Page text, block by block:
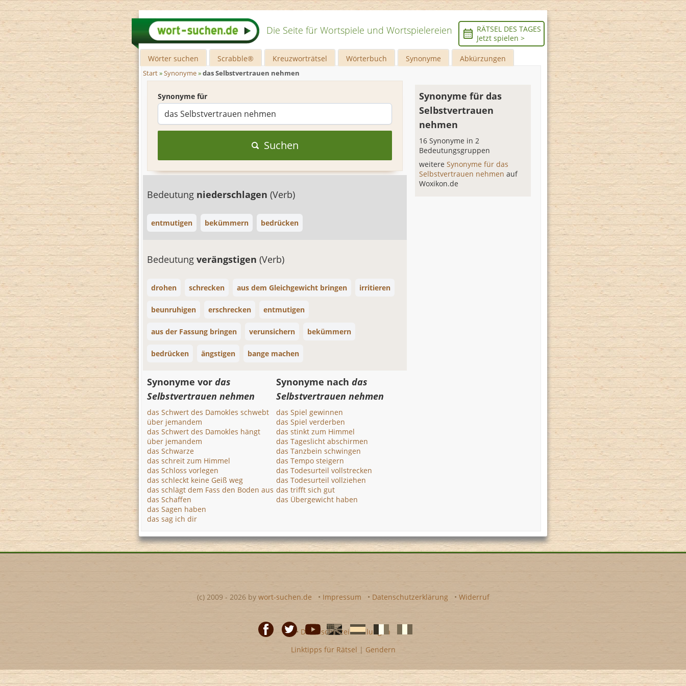
Die Seite für Wortspiele und Wortspielereien
RÄTSEL DES TAGES
Jetzt spielen >
Wörter suchen Scrabble® Kreuzworträtsel Wörterbuch Synonyme Abkürzungen
Start»Synonyme»das Selbstvertrauen nehmen
Synonyme für
Suchen
Bedeutung niederschlagen (Verb)
entmutigen bekümmern bedrücken
Bedeutung verängstigen (Verb)
drohen schrecken aus dem Gleichgewicht bringen irritieren
beunruhigen erschrecken entmutigen
aus der Fassung bringen verunsichern bekümmern
bedrücken ängstigen bange machen
Synonyme für das
Selbstvertrauen
nehmen
16 Synonyme in 2
Bedeutungsgruppen
weitereSynonyme für das
Selbstvertrauen nehmenauf
Woxikon.de
Synonyme vor das
Selbstvertrauen nehmen
das Schwert des Damokles schwebt
über jemandem
das Schwert des Damokles hängt
über jemandem
das Schwarze
das schreit zum Himmel
das Schloss vorlegen
das schleckt keine Geiß weg
das schlägt dem Fass den Boden aus
das Schaffen
das Sagen haben
das sag ich dir
Synonyme nachdas
Selbstvertrauen nehmen
das Spiel gewinnen
das Spiel verderben
das stinkt zum Himmel
das Tageslicht abschirmen
das Tanzbein schwingen
das Tempo steigern
das Todesurteil vollstrecken
das Todesurteil vollziehen
das trifft sich gut
das Übergewicht haben
(c) 2009 - 2026 by wort-suchen.de • Impressum • Datenschutzerklärung • Widerruf
• Datenschutzeinstellungen
TwitterYoutubeEnglische
wort-
Spanische
wort-
französiche
Kreuzworträtsel-
italienische
Kreuzworträtsel-
Linktipps für Rätsel | Gendern